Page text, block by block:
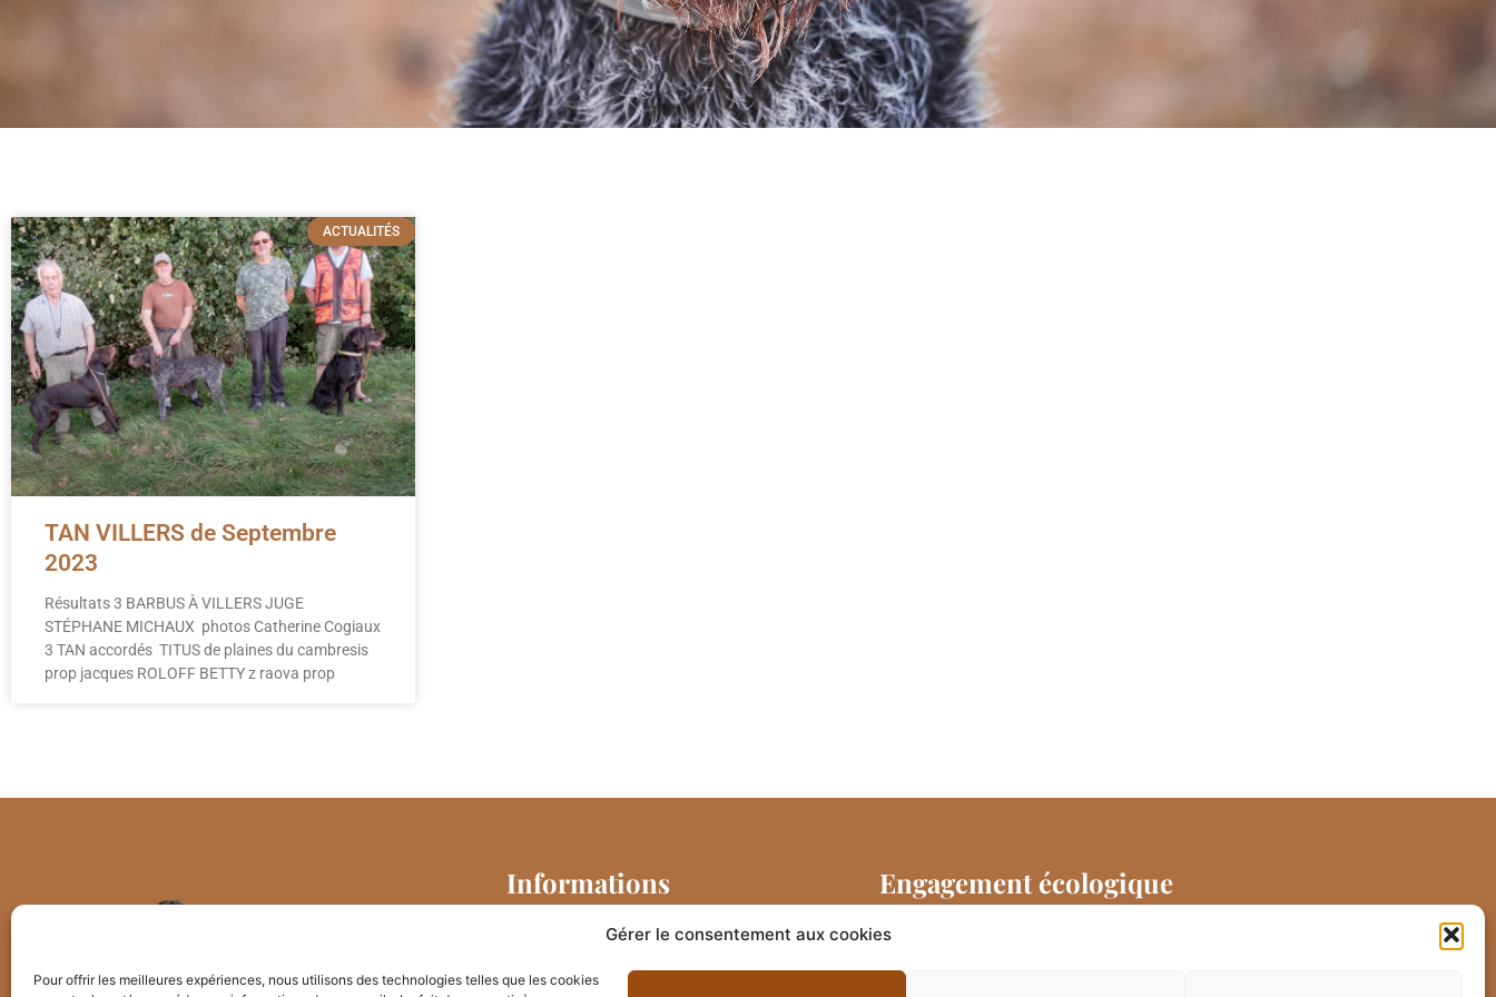
Gérer le consentement aux cookies
Pour offrir les meilleures expériences, nous utilisons des technologies telles que les cookies
ACTUALITÉS
TAN VILLERS de Septembre
2023
Résultats 3 BARBUS À VILLERS JUGE
STÉPHANE MICHAUX photos Catherine Cogiaux
3 TAN accordés TITUS de plaines du cambresis
prop jacques ROLOFF BETTY z raova prop
Informations
Mentions légales
Politique de confidentialité
Engagement écologique